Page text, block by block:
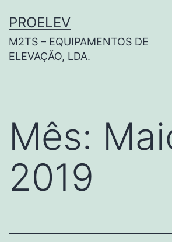
PROELEV
M2TS – EQUIPAMENTOS DE
ELEVAÇÃO, LDA.
Mês:
2019